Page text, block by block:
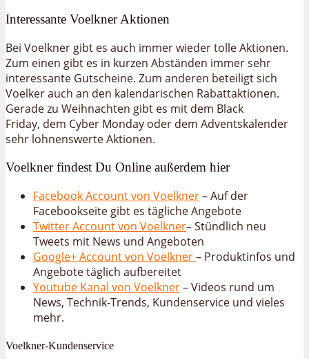
Interessante Voelkner Aktionen
Bei Voelkner gibt es auch immer wieder tolle Aktionen.
Zum einen gibt es in kurzen Abständen immer sehr
interessante Gutscheine. Zum anderen beteiligt sich
Voelker auch an den kalendarischen Rabattaktionen.
Gerade zu Weihnachten gibt es mit dem Black
Friday, dem Cyber Monday oder dem Adventskalender
sehr lohnenswerte Aktionen.
Voelkner findest Du Online außerdem hier
Facebook Account von Voelkner– Auf der
Facebookseite gibt es tägliche Angebote
Twitter Account von Voelkner– Stündlich neu
Tweets mit News und Angeboten
Google+ Account von Voelkner– Produktinfos und
Angebote täglich aufbereitet
Youtube Kanal von Voelkner– Videos rund um
News, Technik-Trends, Kundenservice und vieles
mehr.
Voelkner-Kundenservice